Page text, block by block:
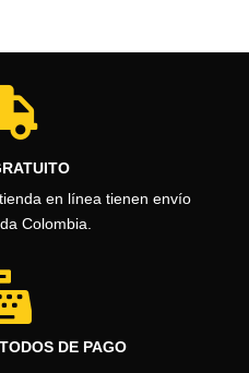
en línea tienen envío
Colombia.
DE PAGO